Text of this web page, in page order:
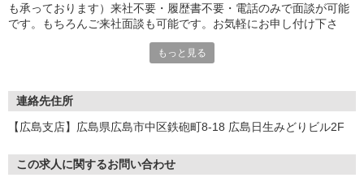
も承っております）来社不要・履歴書不要・電話のみで面談が可能
です。もちろんご来社面談も可能です。お気軽にお申し付け下さ
もっと見る
連絡先住所
【広島支店】広島県広島市中区鉄砲町8-18 広島日生みどりビル2F
この求人に関するお問い合わせ